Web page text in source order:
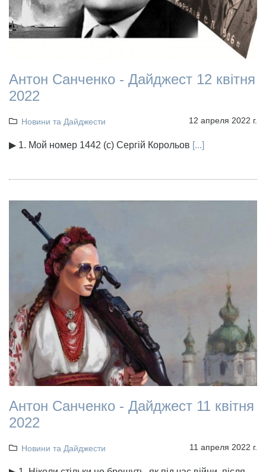
Антон Санченко - Дайджест 12 квітня
2022
Новини та Дайджести 12 апреля 2022 г.
▶ 1. Мой номер 1442 (с) Сергій Корольов [...]
Антон Санченко - Дайджест 11 квітня
2022
Новини та Дайджести 11 апреля 2022 г.